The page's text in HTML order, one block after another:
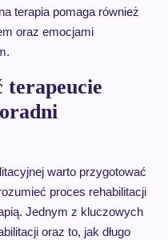
terapia pomaga również
oraz emocjami
terapeucie
warto przygotować
proces rehabilitacji
Jednym z kluczowych
oraz to, jak długo